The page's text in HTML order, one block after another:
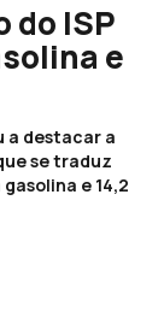
do ISP
e
a destacar a
se traduz
e 14,2